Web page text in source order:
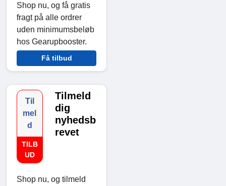
Shop nu, og få gratis
fragt på alle ordrer
uden minimumsbeløb
hos Gearupbooster.
Få tilbud
Til
mel
d
TILB
UD
Tilmeld
dig
nyhedsb
revet
Shop nu, og tilmeld